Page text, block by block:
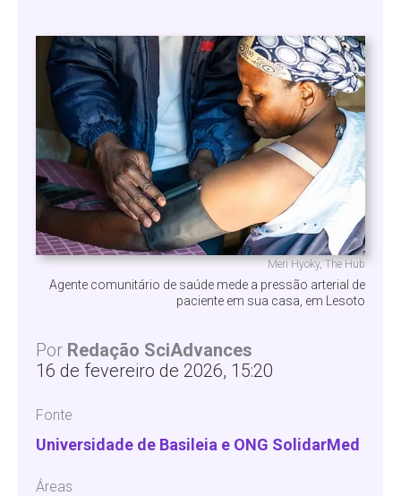
Meri Hyöky, The Hub
Agente comunitário de saúde mede a pressão arterial de
paciente em sua casa, em Lesoto
Por Redação SciAdvances
16 de fevereiro de 2026, 15:20
Fonte
Universidade de Basileia e ONG SolidarMed
Áreas